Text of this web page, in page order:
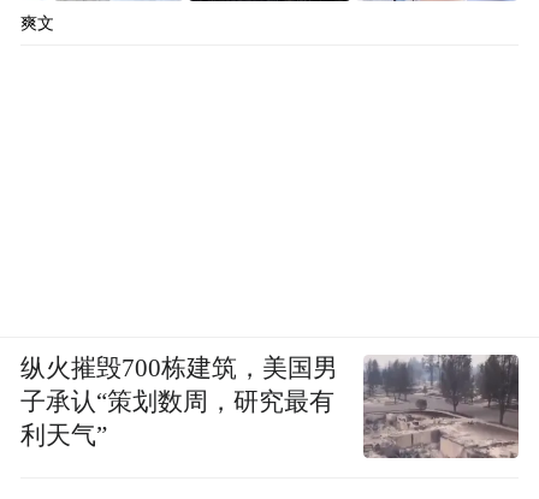
爽文
纵火摧毁700栋建筑，美国男
子承认“策划数周，研究最有
利天气”